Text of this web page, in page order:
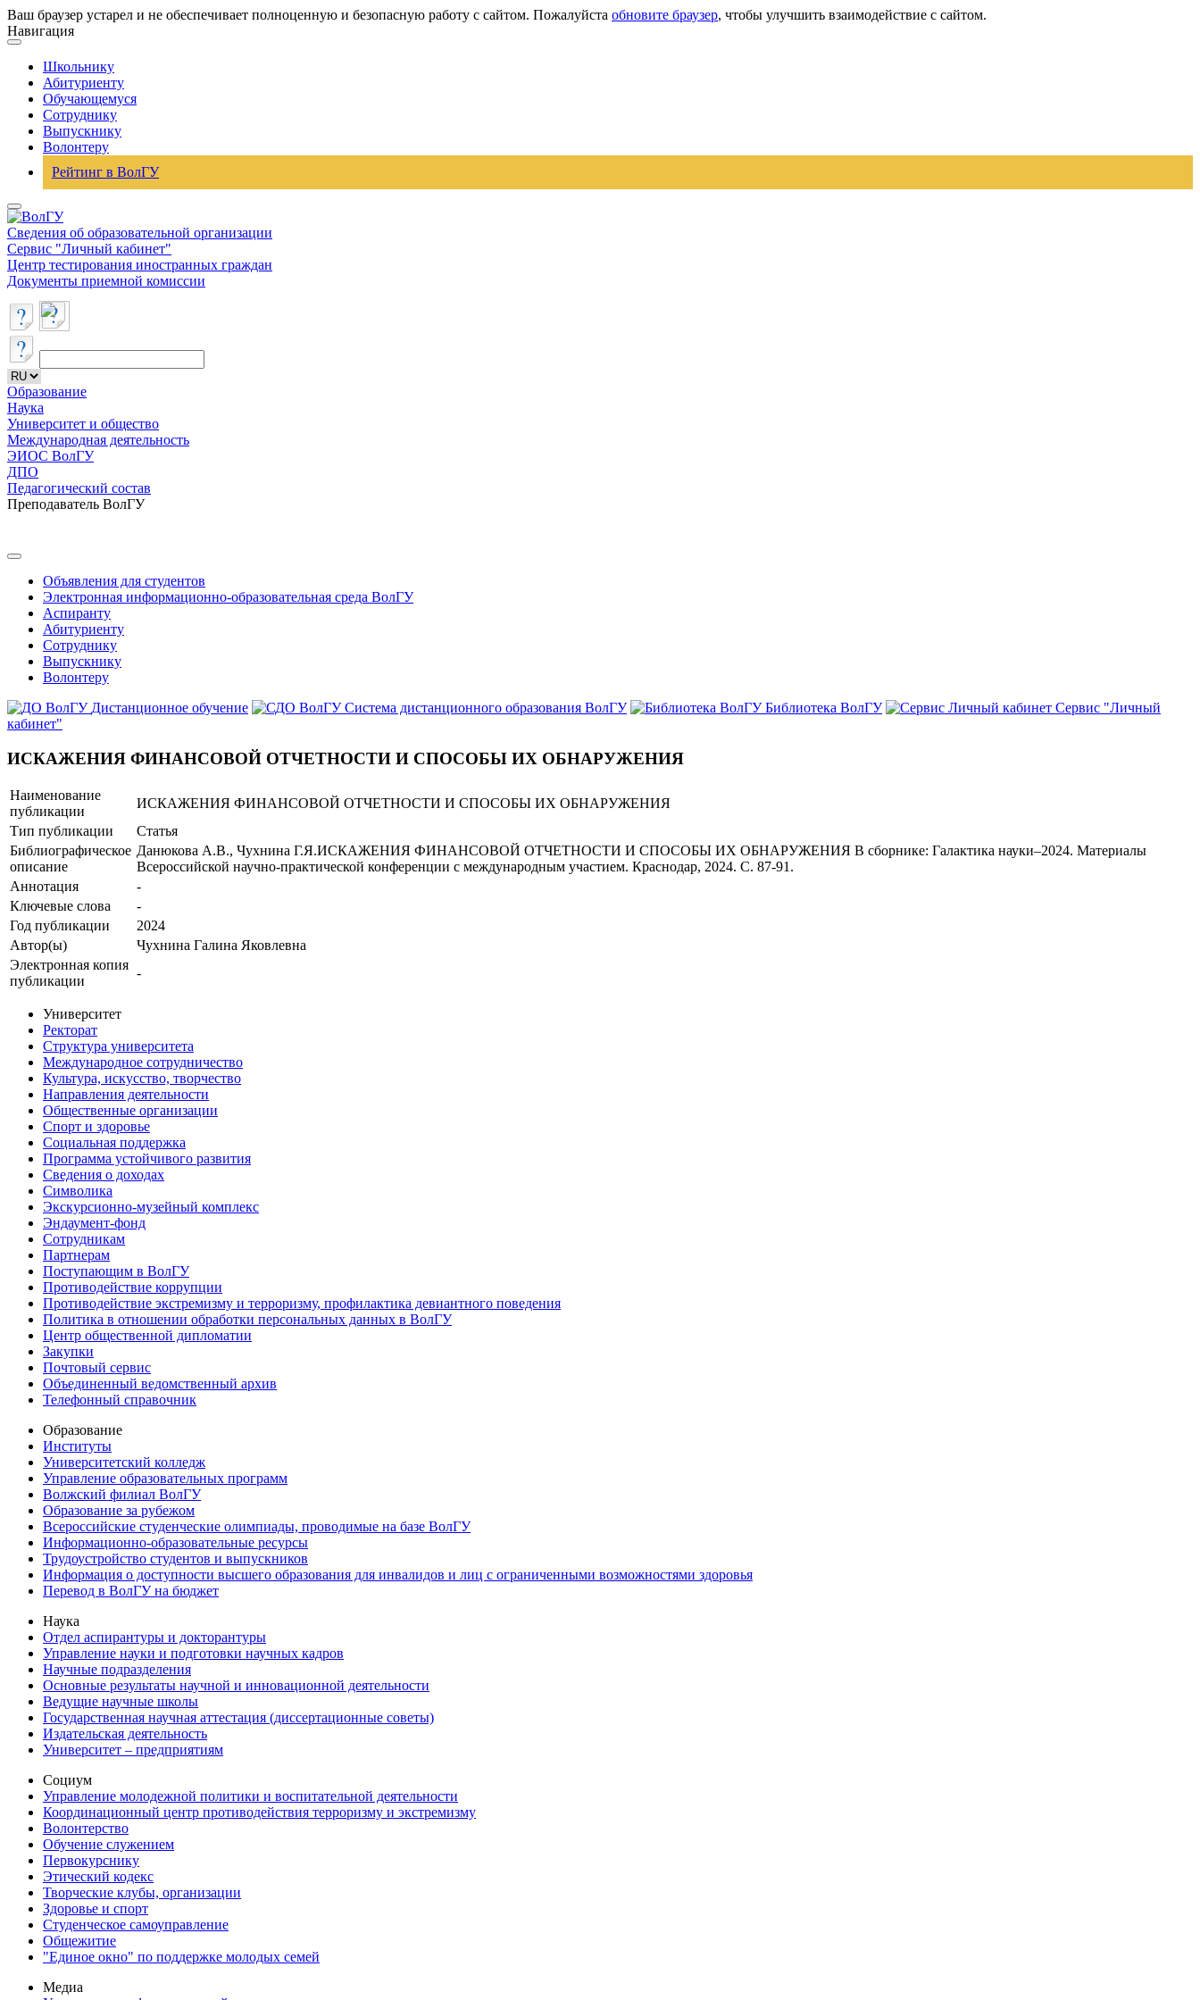
Ваш браузер устарел и не обеспечивает полноценную и безопасную работу с сайтом. Пожалуйста обновите браузер, чтобы улучшить взаимодействие с сайтом.
Навигация
Школьнику
Абитуриенту
Обучающемуся
Сотруднику
Выпускнику
Волонтеру
Рейтинг в ВолГУ
Сведения об образовательной организации
Сервис "Личный кабинет"
Центр тестирования иностранных граждан
Документы приемной комиссии
Образование
Наука
Университет и общество
Международная деятельность
ЭИОС ВолГУ
ДПО
Педагогический состав
Преподаватель ВолГУ
Объявления для студентов
Электронная информационно-образовательная среда ВолГУ
Аспиранту
Абитуриенту
Сотруднику
Выпускнику
Волонтеру
Дистанционное обучение
Система дистанционного образования ВолГУ Библиотека ВолГУ
Сервис "Личный
кабинет"
ИСКАЖЕНИЯ ФИНАНСОВОЙ ОТЧЕТНОСТИ И СПОСОБЫ ИХ ОБНАРУЖЕНИЯ
Наименование
публикации
ИСКАЖЕНИЯ ФИНАНСОВОЙ ОТЧЕТНОСТИ И СПОСОБЫ ИХ ОБНАРУЖЕНИЯ
Тип публикации
Статья
Библиографическое
описание
Данюкова А.В., Чухнина Г.Я.ИСКАЖЕНИЯ ФИНАНСОВОЙ ОТЧЕТНОСТИ И СПОСОБЫ ИХ ОБНАРУЖЕНИЯ В сборнике: Галактика науки–2024. Материалы
Всероссийской научно-практической конференции с международным участием. Краснодар, 2024. С. 87-91.
Аннотация
-
Ключевые cлова
-
Год публикации
2024
Автор(ы)
Чухнина Галина Яковлевна
Электронная копия
публикации
-
Университет
Ректорат
Структура университета
Международное сотрудничество
Культура, искусство, творчество
Направления деятельности
Общественные организации
Спорт и здоровье
Социальная поддержка
Программа устойчивого развития
Сведения о доходах
Символика
Экскурсионно-музейный комплекс
Эндаумент-фонд
Сотрудникам
Партнерам
Поступающим в ВолГУ
Противодействие коррупции
Противодействие экстремизму и терроризму, профилактика девиантного поведения
Политика в отношении обработки персональных данных в ВолГУ
Центр общественной дипломатии
Закупки
Почтовый сервис
Объединенный ведомственный архив
Телефонный справочник
Образование
Институты
Университетский колледж
Управление образовательных программ
Волжский филиал ВолГУ
Образование за рубежом
Всероссийские студенческие олимпиады, проводимые на базе ВолГУ
Информационно-образовательные ресурсы
Трудоустройство студентов и выпускников
Информация о доступности высшего образования для инвалидов и лиц с ограниченными возможностями здоровья
Перевод в ВолГУ на бюджет
Наука
Отдел аспирантуры и докторантуры
Управление науки и подготовки научных кадров
Научные подразделения
Основные результаты научной и инновационной деятельности
Ведущие научные школы
Государственная научная аттестация (диссертационные советы)
Издательская деятельность
Университет – предприятиям
Социум
Управление молодежной политики и воспитательной деятельности
Координационный центр противодействия терроризму и экстремизму
Волонтерство
Обучение служением
Первокурснику
Этический кодекс
Творческие клубы, организации
Здоровье и спорт
Студенческое самоуправление
Общежитие
"Единое окно" по поддержке молодых семей
Медиа